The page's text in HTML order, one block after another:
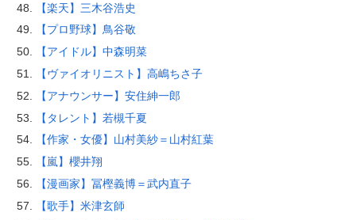
【楽天】三木谷浩史
【プロ野球】鳥谷敬
【アイドル】中森明菜
【ヴァイオリニスト】高嶋ちさ子
【アナウンサー】安住紳一郎
【タレント】若槻千夏
【作家・女優】山村美紗＝山村紅葉
【嵐】櫻井翔
【漫画家】冨樫義博＝武内直子
【歌手】米津玄師